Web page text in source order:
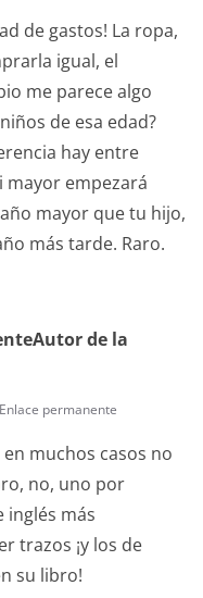
de gastos! La ropa,
igual, el
me parece algo
de esa edad?
hay entre
mayor empezará
mayor que tu hijo,
más tarde. Raro.
Autor de la
Enlace permanente
muchos casos no
no, uno por
más
trazos ¡y los de
su libro!